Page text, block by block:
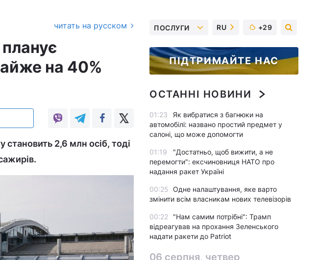
читать на русском
на 40%
2,6 млн осіб, тоді
ПОСЛУГИ RU +29
ПІДТРИМАЙТЕ НАС
ОСТАННІ НОВИНИ
01:23
Як вибратися з багнюки на
автомобілі: названо простий предмет у
салоні, що може допомогти
01:19
"Достатньо, щоб вижити, а не
перемогти": ексчиновниця НАТО про
надання ракет Україні
00:25 Одне налаштування, яке варто
змінити всім власникам нових телевізорів
00:22
"Нам самим потрібні": Трамп
відреагував на прохання Зеленського
надати ракети до Patriot
06 серпня, четвер